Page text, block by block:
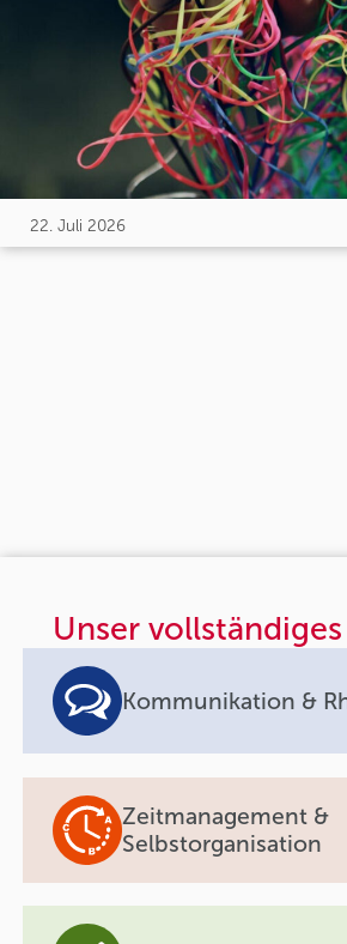
22. Juli 2026
Unser
Kommunikation &
Zeitmanagement &
Selbstorganisation